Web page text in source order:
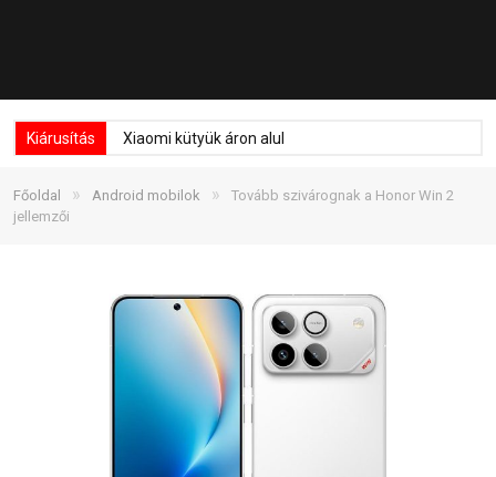
Kiárusítás Xiaomi kütyük áron alul
Főoldal » Android mobilok »
Tovább szivárognak a Honor Win 2
jellemzői